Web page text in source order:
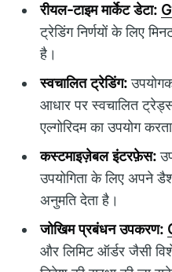
रीयल-टाइम मार्केट डेटा:
ट्रेडिंग निर्णयों के लिए
है।
स्वचालित ट्रेडिंग:
आधार पर स्वचालित
एल्गोरिदम का उपयोग
कस्टमाइज़ेबल इंटरफ़ेस:
उपयोगिता के लिए अपने
अनुमति देता है।
जोखिम प्रबंधन उपकरण:
और लिमिट ऑर्डर जैसी